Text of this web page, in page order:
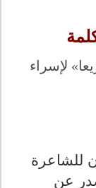
لإسراء
للشاعرة
عن